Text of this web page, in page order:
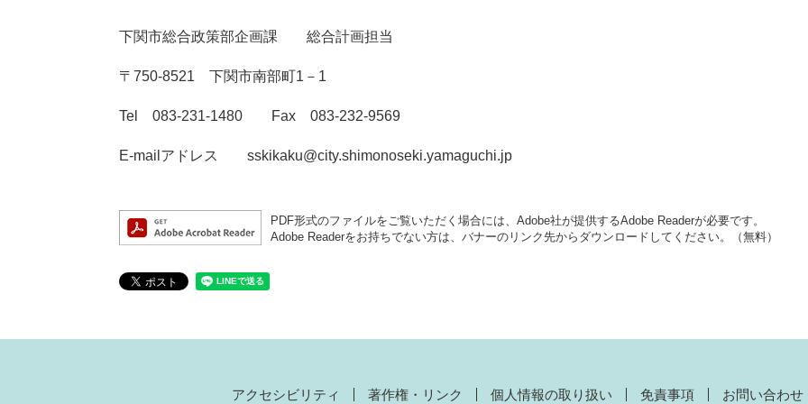
下関市総合政策部企画課 総合計画担当
〒750-8521 下関市南部町1－1
Tel 083-231-1480 Fax 083-232-9569
E-mailアドレス sskikaku@city.shimonoseki.yamaguchi.jp
PDF形式のファイルをご覧いただく場合には、Adobe社が提供するAdobe Readerが必要です。
Adobe Readerをお持ちでない方は、バナーのリンク先からダウンロードしてください。（無料）
アクセシビリティ 著作権・リンク 個人情報の取り扱い 免責事項 お問い合わせ